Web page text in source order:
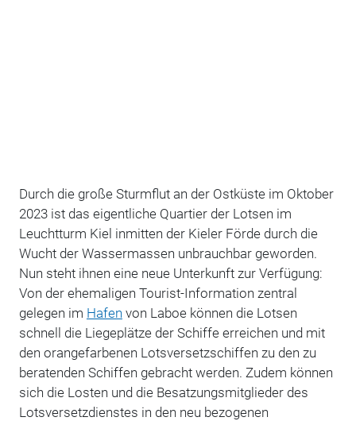
Durch die große Sturmflut an der Ostküste im Oktober
2023 ist das eigentliche Quartier der Lotsen im
Leuchtturm Kiel inmitten der Kieler Förde durch die
Wucht der Wassermassen unbrauchbar geworden.
Nun steht ihnen eine neue Unterkunft zur Verfügung:
Von der ehemaligen Tourist-Information zentral
gelegen im Hafen von Laboe können die Lotsen
schnell die Liegeplätze der Schiffe erreichen und mit
den orangefarbenen Lotsversetzschiffen zu den zu
beratenden Schiffen gebracht werden. Zudem können
sich die Losten und die Besatzungsmitglieder des
Lotsversetzdienstes in den neu bezogenen